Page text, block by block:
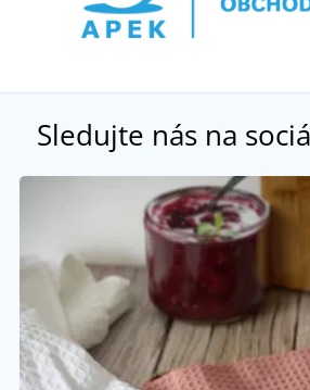
Sledujte nás na